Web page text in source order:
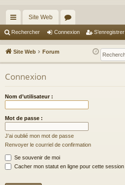
cc
ès
ra
pi
Site Web
or
u
m
Rechercher Connexion S’enregistrer
Site Web Forum
Connexion
Nom d’utilisateur :
Mot de passe :
J’ai oublié mon mot de passe
Renvoyer le courriel de confirmation
Se souvenir de moi
Cacher mon statut en ligne pour cette session